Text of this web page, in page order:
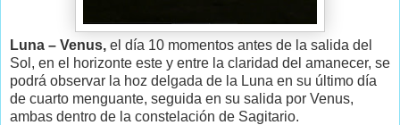
Luna – Venus, el día 10 momentos antes de la salida del
Sol, en el horizonte este y entre la claridad del amanecer, se
podrá observar la hoz delgada de la Luna en su último día
de cuarto menguante, seguida en su salida por Venus,
ambas dentro de la constelación de Sagitario.